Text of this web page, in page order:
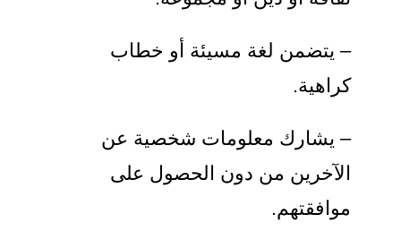
– يتضمن لغة مسيئة أو خطاب
كراهية.
– يشارك معلومات شخصية عن
الآخرين من دون الحصول على
موافقتهم.